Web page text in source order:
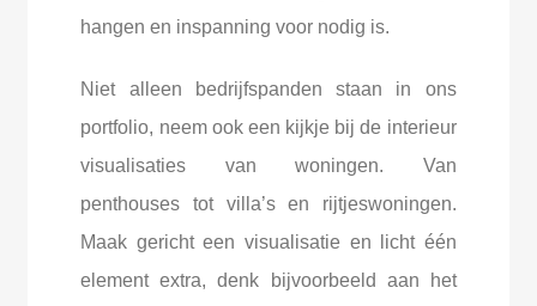
hangen en inspanning voor nodig is.
Niet alleen bedrijfspanden staan in ons
portfolio, neem ook een kijkje bij de interieur
visualisaties van woningen. Van
penthouses tot villa’s en rijtjeswoningen.
Maak gericht een visualisatie en licht één
element extra, denk bijvoorbeeld aan het